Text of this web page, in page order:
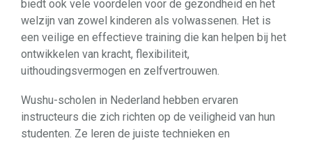
biedt ook vele voordelen voor de gezondheid en het
welzijn van zowel kinderen als volwassenen. Het is
een veilige en effectieve training die kan helpen bij het
ontwikkelen van kracht, flexibiliteit,
uithoudingsvermogen en zelfvertrouwen.
Wushu-scholen in Nederland hebben ervaren
instructeurs die zich richten op de veiligheid van hun
studenten. Ze leren de juiste technieken en